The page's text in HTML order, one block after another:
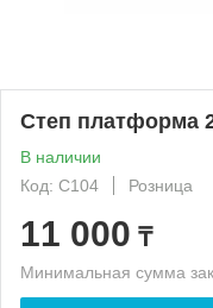
Степ платформа
В наличии
Код: С104
Розница
11 000 ₸
Минимальная сумма